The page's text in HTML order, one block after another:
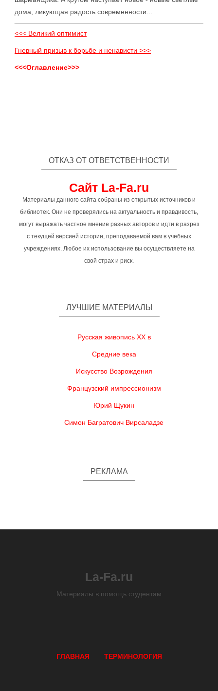
дома, ликующая радость современности...
<<< Великий оптимист
Гневный призыв к борьбе и ненависти >>>
<<<Оглавление>>>
ОТКАЗ ОТ ОТВЕТСТВЕННОСТИ
Сайт La-Fa.ru
Материалы данного сайта собраны из открытых источников и
библиотек. Они не проверялись на актуальность и правдивость,
могут выражать частное мнение разных авторов и идти в разрез
с текущей версией истории, преподаваемой вам в учебных
учреждениях. Любое их использование вы осуществляете на
свой страх и риск.
ЛУЧШИЕ МАТЕРИАЛЫ
Русская живопись XX в
Средние века
Искусство Возрождения
Французский импрессионизм
Юрий Щукин
Симон Багратович Вирсаладзе
РЕКЛАМА
La-Fa.ru
Материалы в помощь студентам
ГЛАВНАЯ ТЕРМИНОЛОГИЯ